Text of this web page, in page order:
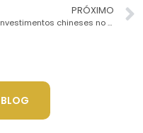
PRÓXIMO
Os investimentos chineses no Brasil